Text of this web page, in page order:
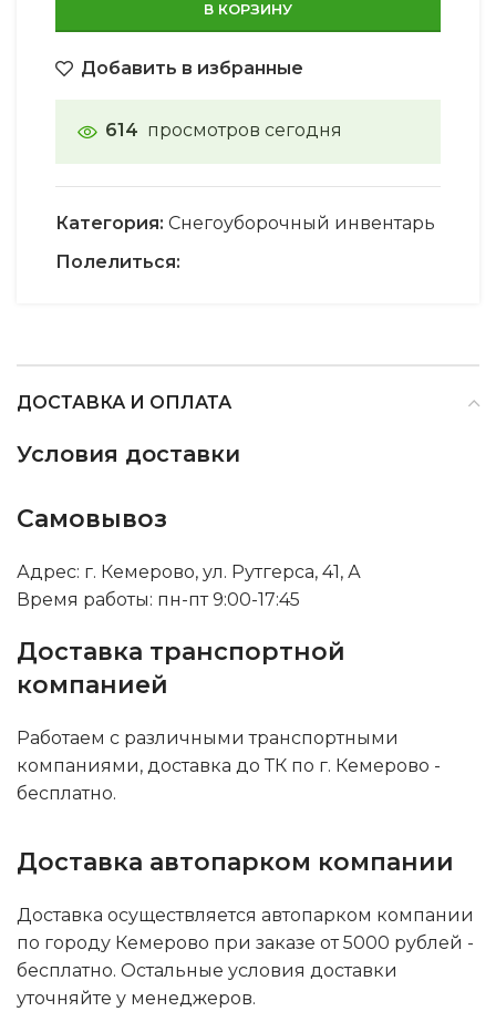
В КОРЗИНУ
Добавить в избранные
614 просмотров сегодня
Категория: Снегоуборочный инвентарь
Полелиться:
ДОСТАВКА И ОПЛАТА
Условия доставки
Самовывоз
Адрес: г. Кемерово, ул. Рутгерса, 41, А
Время работы: пн-пт 9:00-17:45
Доставка транспортной
компанией
Работаем с различными транспортными
компаниями, доставка до ТК по г. Кемерово -
бесплатно.
Доставка автопарком компании
Доставка осуществляется автопарком компании
по городу Кемерово при заказе от 5000 рублей -
бесплатно. Остальные условия доставки
уточняйте у менеджеров.